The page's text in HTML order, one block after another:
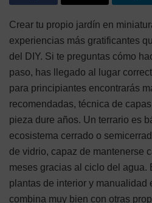
Crear tu propio jardín en
experiencias más gratificantes
del DIY. Si te preguntas cómo
paso, has llegado al lugar
para principiantes encontrarás
recomendadas, técnica de
pieza dure años. Un terrario es
ecosistema cerrado o
de vidrio, capaz de mantenerse
meses gracias al ciclo del agua.
plantas de interior y manualidad
combina muy bien con otras